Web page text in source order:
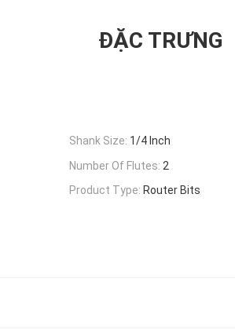
ĐẶC TRƯNG
Shank Size: 1/4 Inch
Number Of Flutes: 2
Product Type: Router Bits